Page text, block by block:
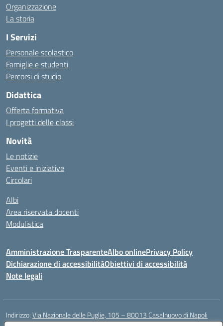
Organizzazione
La storia
I Servizi
Personale scolastico
Famiglie e studenti
Percorsi di studio
Didattica
Offerta formativa
I progetti delle classi
Novità
Le notizie
Eventi e iniziative
Circolari
Albi
Area riservata docenti
Modulistica
Amministrazione TrasparenteAlbo onlinePrivacy Policy
Dichiarazione di accessibilitàObiettivi di accessibilità
Note legali
Indirizzo:Via Nazionale delle Puglie, 105 – 80013 Casalnuovo di Napoli